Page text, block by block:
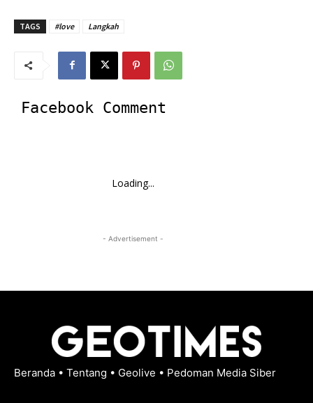
TAGS #love Langkah
Facebook Comment
Loading...
- Advertisement -
Beranda • Tentang • Geolive • Pedoman Media Siber